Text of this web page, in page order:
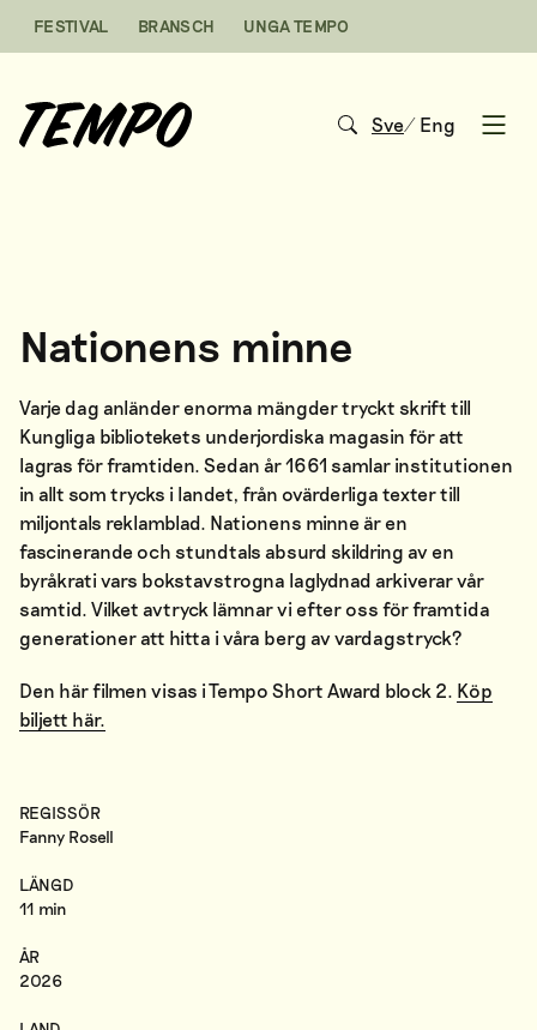
FESTIVAL BRANSCH UNGA TEMPO
Sve/ Eng
Nationens minne
Varje dag anländer enorma mängder tryckt skrift till
Kungliga bibliotekets underjordiska magasin för att
lagras för framtiden. Sedan år 1661 samlar institutionen
in allt som trycks i landet, från ovärderliga texter till
miljontals reklamblad. Nationens minne är en
fascinerande och stundtals absurd skildring av en
byråkrati vars bokstavstrogna laglydnad arkiverar vår
samtid. Vilket avtryck lämnar vi efter oss för framtida
generationer att hitta i våra berg av vardagstryck?
Den här filmen visas i Tempo Short Award block 2. Köp
biljett här.
REGISSÖR
Fanny Rosell
LÄNGD
11 min
ÅR
2026